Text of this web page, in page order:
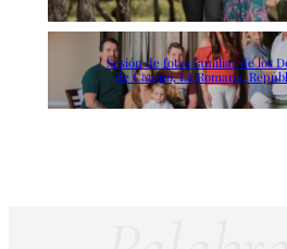
Sesión de fotos familiar de los
de Campo, La Romana,